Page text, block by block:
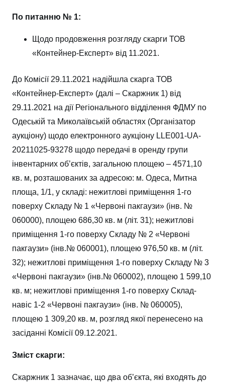
По питанню № 1:
Щодо продовження розгляду скарги ТОВ
«Контейнер-Експерт» від 11.2021.
До Комісії 29.11.2021 надійшла скарга ТОВ
«Контейнер-Експерт» (далі – Скаржник 1) від
29.11.2021 на дії Регіонального відділення ФДМУ по
Одеській та Миколаївській областях (Організатор
аукціону) щодо електронного аукціону LLE001-UA-
20211025-93278 щодо передачі в оренду групи
інвентарних об’єктів, загальною площею – 4571,10
кв. м, розташованих за адресою: м. Одеса, Митна
площа, 1/1, у складі: нежитлові приміщення 1-го
поверху Складу № 1 «Червоні пакгаузи» (інв. №
060000), площею 686,30 кв. м (літ. 31); нежитлові
приміщення 1-го поверху Складу № 2 «Червоні
пакгаузи» (інв.№ 060001), площею 976,50 кв. м (літ.
32); нежитлові приміщення 1-го поверху Складу № 3
«Червоні пакгаузи» (інв.№ 060002), площею 1 599,10
кв. м; нежитлові приміщення 1-го поверху Склад-
навіс 1-2 «Червоні пакгаузи» (інв. № 060005),
площею 1 309,20 кв. м, розгляд якої перенесено на
засіданні Комісії 09.12.2021.
Зміст скарги:
Скаржник 1 зазначає, що два об’єкта, які входять до